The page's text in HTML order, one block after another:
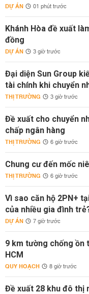
DỰ ÁN 01 phút trước
Khánh Hòa đề xuất
đồng
DỰ ÁN 3 giờ trước
Đại diện Sun Group
tài chính khi chuyển
THỊ TRƯỜNG 3 giờ trước
Đề xuất cho chuyển
chấp ngân hàng
THỊ TRƯỜNG 6 giờ trước
Chung cư đến mốc
THỊ TRƯỜNG 6 giờ trước
Vì sao căn hộ 2PN+
của nhiều gia đình
DỰ ÁN 7 giờ trước
9 km tường chống ồn
HCM
QUY HOẠCH 8 giờ trước
Đề xuất 28 khu đô thị